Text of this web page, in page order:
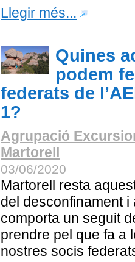
Llegir més...
Quines
podem
federats de
1?
Agrupació
Martorell
03/06/2020
Martorell resta
del desconfinament i
comporta un seguit
prendre pel que fa a
nostres socis